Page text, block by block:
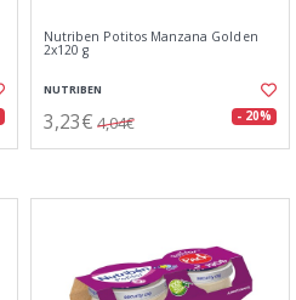
Nutriben Potitos Manzana Golden
2x120 g
NUTRIBEN
3,23€ 4,04€ - 20%